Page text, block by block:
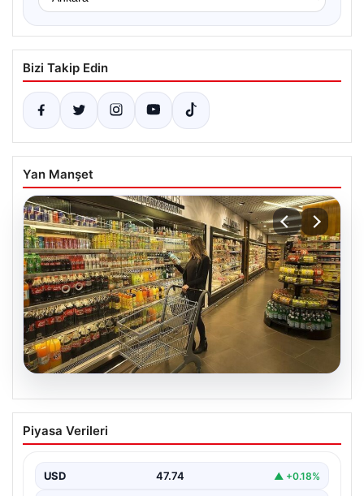
Bizi Takip Edin
Yan Manşet
07.08.2026
Enflasyon verileri ne zaman
açıklanacak? 2026 TÜİK mart ayı
Piyasa Verileri
USD 47.74 ▲ +0.18%